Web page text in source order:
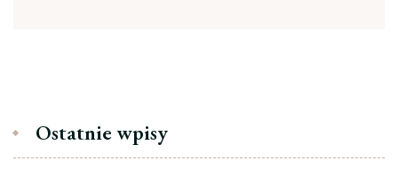
Ostatnie wpisy